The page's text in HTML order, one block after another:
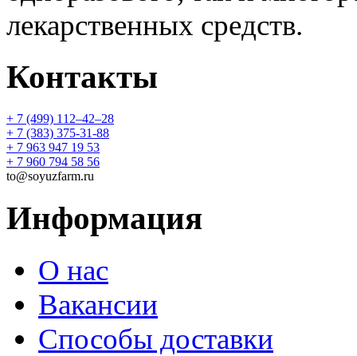
лекарственных средств.
Контакты
+ 7 (499) 112‒42‒28
+ 7 (383) 375-31-88
+ 7 963 947 19 53
+ 7 960 794 58 56
to@soyuzfarm.ru
Информация
О нас
Вакансии
Способы доставки